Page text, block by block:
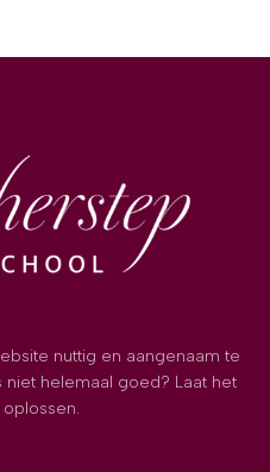
nuttig en aangenaam te
niet helemaal goed? Laat het